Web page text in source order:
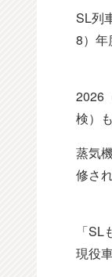
SL列
8）年
2026
検）
蒸気
修さ
「
現役